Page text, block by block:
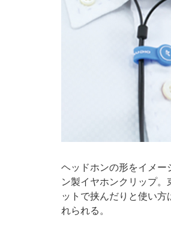
ヘッドホンの形をイメー
ン製イヤホンクリップ
ットで挟んだりと使い
れられる。